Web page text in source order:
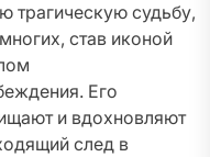
трагическую судьбу,
став иконой
Его
и вдохновляют
след в